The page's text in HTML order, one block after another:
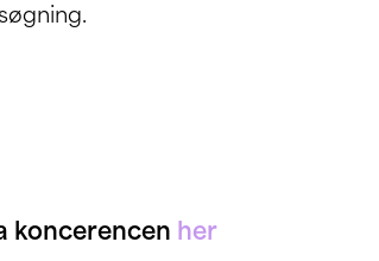
koncerencen her